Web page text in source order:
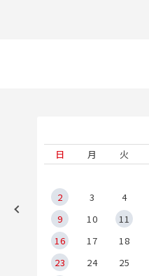
日
月 火
2
3 4
9
10 11
16
17 18
23
24 25